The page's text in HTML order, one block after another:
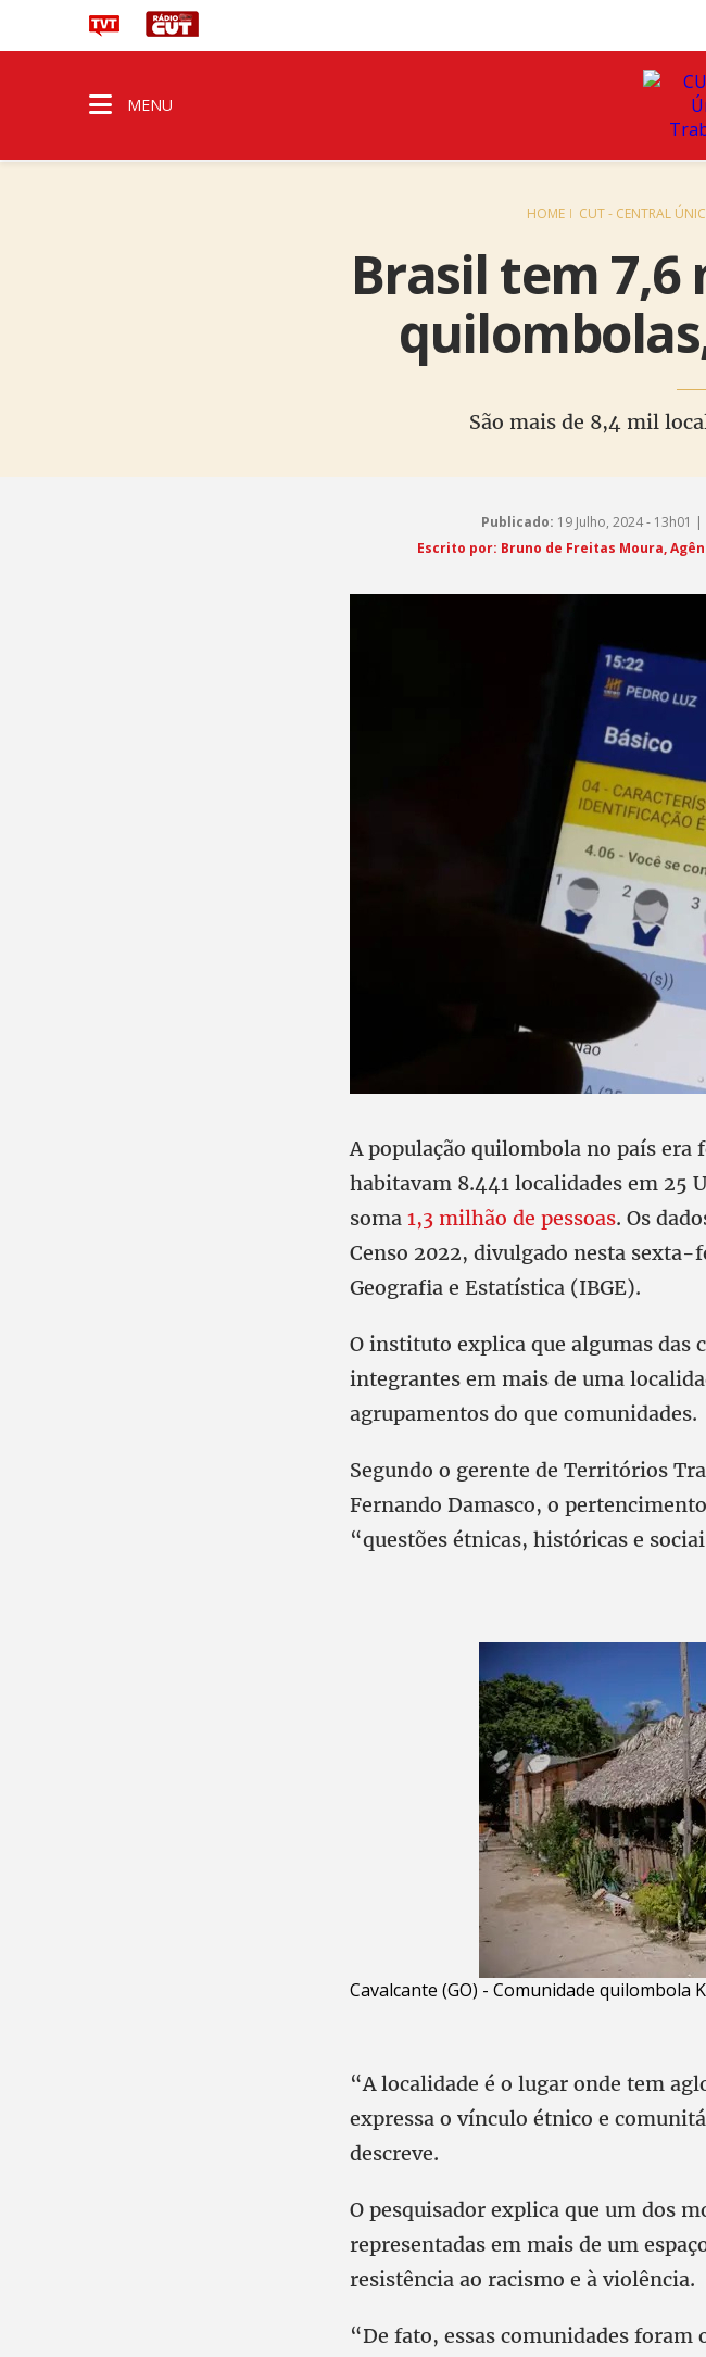
MENU
HOME CUT - CENTRAL
Brasil tem
São mais de 8,4 mil
Publicado: 19 Julho, 2024 - 13h01 |
Escrito por: Bruno de Freitas Moura,
A população quilombola no país era
habitavam 8.441 localidades em 25
soma 1,3 milhão de pessoas. Os
Censo 2022, divulgado nesta
Geografia e Estatística (IBGE).
O instituto explica que algumas das
integrantes em mais de uma
agrupamentos do que comunidades.
Segundo o gerente de Territórios
Fernando Damasco, o
“questões étnicas, históricas e
Cavalcante (GO) - Comunidade quilombola
“A localidade é o lugar onde tem
expressa o vínculo étnico e
descreve.
O pesquisador explica que um dos
representadas em mais de um
resistência ao racismo e à violência.
“De fato, essas comunidades foram